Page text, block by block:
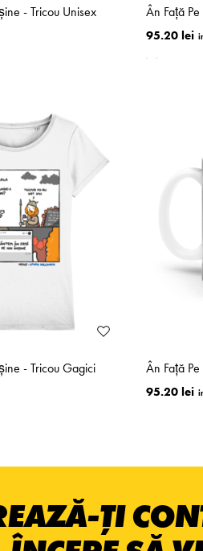
- Tricou Unisex Ân Faţă
95.20 lei
- Tricou Gagici Ân Faţă
95.20 lei
ȚI